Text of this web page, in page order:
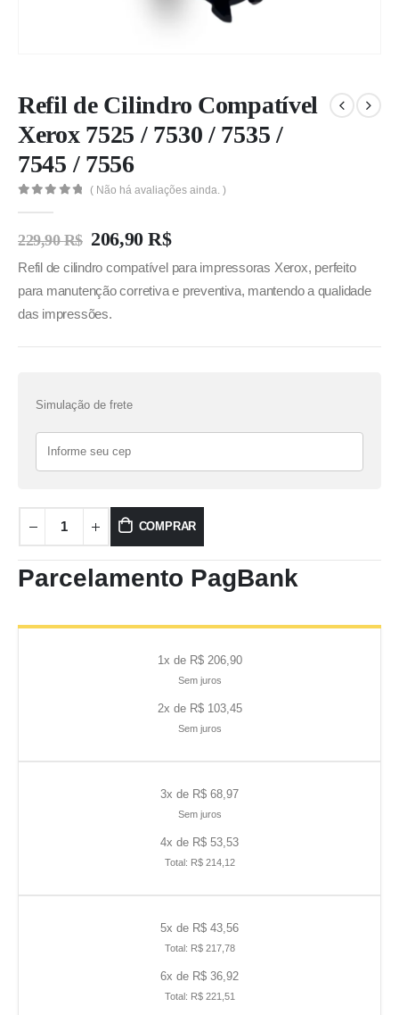
Refil de Cilindro Compatível
Xerox 7525 / 7530 / 7535 /
7545 / 7556
( Não há avaliações ainda. )
229,90R$ 206,90R$
Refil de cilindro compatível para impressoras Xerox, perfeito
para manutenção corretiva e preventiva, mantendo a qualidade
das impressões.
Simulação de frete
COMPRAR
Parcelamento PagBank
1x de R$ 206,90
Sem juros
2x de R$ 103,45
Sem juros
3x de R$ 68,97
Sem juros
4x de R$ 53,53
Total: R$ 214,12
5x de R$ 43,56
Total: R$ 217,78
6x de R$ 36,92
Total: R$ 221,51